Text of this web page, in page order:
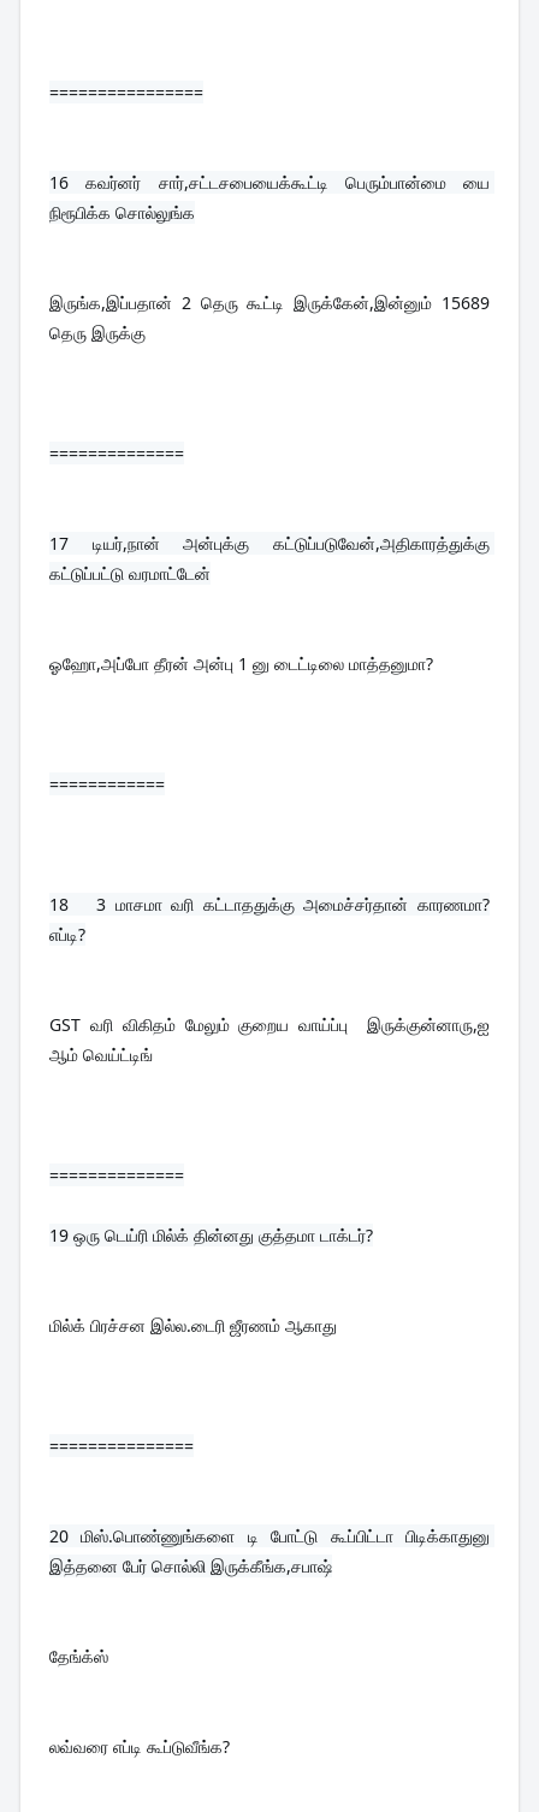
================
16 கவர்னர் சார்,சட்டசபையைக்கூட்டி பெரும்பான்மை யை
நிரூபிக்க சொல்லுங்க
இருங்க,இப்பதான் 2 தெரு கூட்டி இருக்கேன்,இன்னும் 15689
தெரு இருக்கு
==============
17 டியர்,நான் அன்புக்கு கட்டுப்படுவேன்,அதிகாரத்துக்கு
கட்டுப்பட்டு வரமாட்டேன்
ஓஹோ,அப்போ தீரன் அன்பு 1 னு டைட்டிலை மாத்தனுமா?
============
18   3 மாசமா வரி கட்டாததுக்கு அமைச்சர்தான் காரணமா?
எப்டி?
GST வரி விகிதம் மேலும் குறைய வாய்ப்பு  இருக்குன்னாரு,ஐ
ஆம் வெய்ட்டிங்
==============
19 ஒரு டெய்ரி மில்க் தின்னது குத்தமா டாக்டர்?
மில்க் பிரச்சன இல்ல.டைரி ஜீரணம் ஆகாது
===============
20 மிஸ்.பொண்ணுங்களை டி போட்டு கூப்பிட்டா பிடிக்காதுனு
இத்தனை பேர் சொல்லி இருக்கீங்க,சபாஷ்
தேங்க்ஸ்
லவ்வரை எப்டி கூப்டுவீங்க?